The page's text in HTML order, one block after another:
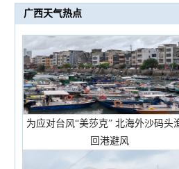
广西天气热点
为应对台风“美莎克” 北海外沙码头
回港避风